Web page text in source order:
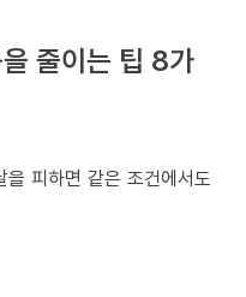
줄이는 팁 8가
피하면 같은 조건에서도